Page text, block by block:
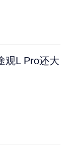
观L Pro还大